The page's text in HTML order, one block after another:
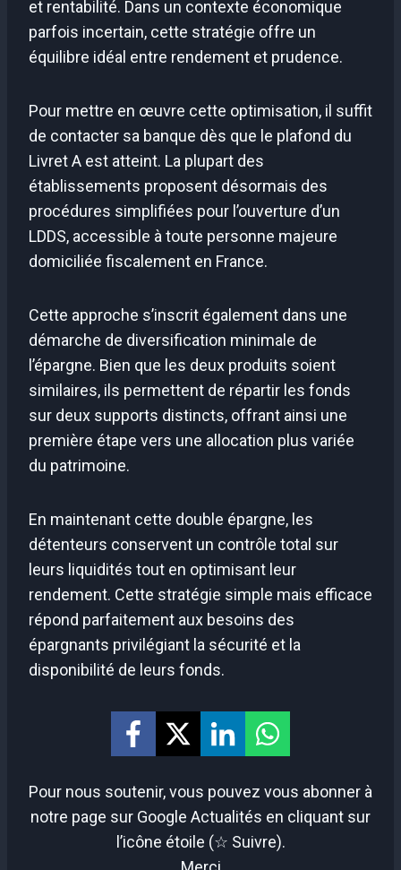
et rentabilité. Dans un contexte économique
parfois incertain, cette stratégie offre un
équilibre idéal entre rendement et prudence.
Pour mettre en œuvre cette optimisation, il suffit
de contacter sa banque dès que le plafond du
Livret A est atteint. La plupart des
établissements proposent désormais des
procédures simplifiées pour l’ouverture d’un
LDDS, accessible à toute personne majeure
domiciliée fiscalement en France.
Cette approche s’inscrit également dans une
démarche de diversification minimale de
l’épargne. Bien que les deux produits soient
similaires, ils permettent de répartir les fonds
sur deux supports distincts, offrant ainsi une
première étape vers une allocation plus variée
du patrimoine.
En maintenant cette double épargne, les
détenteurs conservent un contrôle total sur
leurs liquidités tout en optimisant leur
rendement. Cette stratégie simple mais efficace
répond parfaitement aux besoins des
épargnants privilégiant la sécurité et la
disponibilité de leurs fonds.
Pour nous soutenir, vous pouvez vous abonner à
notre page sur Google Actualités en cliquant sur
l’icône étoile (☆ Suivre).